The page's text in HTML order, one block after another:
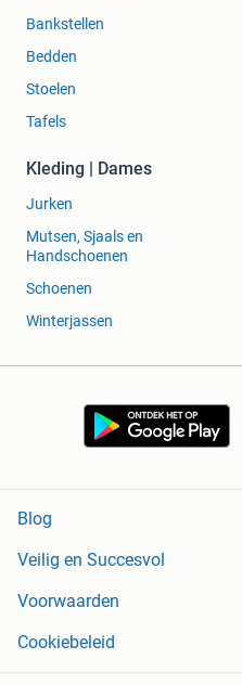
Bankstellen
Bedden
Stoelen
Tafels
Kleding | Dames
Jurken
Mutsen, Sjaals en
Handschoenen
Schoenen
Winterjassen
Blog
Veilig en Succesvol
Voorwaarden
Cookiebeleid